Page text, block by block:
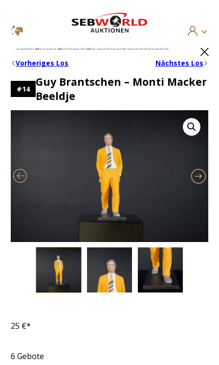
naar
inhoud
Veiling: Hoogwaardige ontwerperdecoratie
Vorheriges Los
Nächstes Los
#14
Guy Brantschen – Monti Macker
Beeldje
25 €*
6 Gebote
×